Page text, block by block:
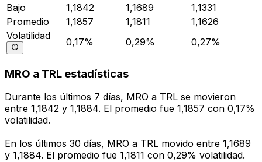
Bajo
1,1842 1,1689
1,1331
Promedio
1,1857 1,1811
1,1626
Volatilidad
0,17% 0,29% 0,27%
MRO a TRL estadísticas
Durante los últimos 7 días, MRO a TRL se movieron
entre 1,1842 y 1,1884. El promedio fue 1,1857 con 0,17%
volatilidad.
En los últimos 30 días, MRO a TRL movido entre 1,1689
y 1,1884. El promedio fue 1,1811 con 0,29% volatilidad.